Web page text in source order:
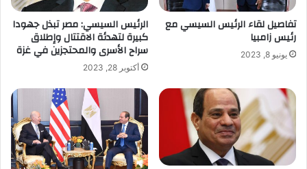
تفاصيل لقاء الرئيس السيسي مع
رئيس زامبيا
يونيو 8, 2023
الرئيس السيسي: مصر تبذل جهودا
كبيرة لتهدئة الاقتتال وإطلاق
سراح الأسرى والمحتجزين في غزة
أكتوبر 28, 2023